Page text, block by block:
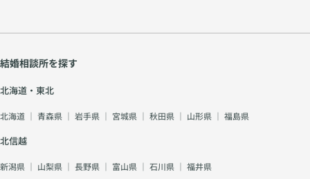
結婚相談所を探す
北海道・東北
北海道 ｜ 青森県 ｜ 岩手県 ｜ 宮城県 ｜ 秋田県 ｜ 山形県 ｜ 福島県
北信越
新潟県 ｜ 山梨県 ｜ 長野県 ｜ 富山県 ｜ 石川県 ｜ 福井県